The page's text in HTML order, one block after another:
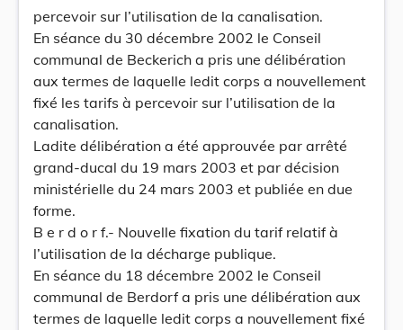
percevoir sur l’utilisation de la canalisation.
En séance du 30 décembre 2002 le Conseil
communal de Beckerich a pris une délibération
aux termes de laquelle ledit corps a nouvellement
fixé les tarifs à percevoir sur l’utilisation de la
canalisation.
Ladite délibération a été approuvée par arrêté
grand-ducal du 19 mars 2003 et par décision
ministérielle du 24 mars 2003 et publiée en due
forme.
B e r d o r f.- Nouvelle fixation du tarif relatif à
l’utilisation de la décharge publique.
En séance du 18 décembre 2002 le Conseil
communal de Berdorf a pris une délibération aux
termes de laquelle ledit corps a nouvellement fixé